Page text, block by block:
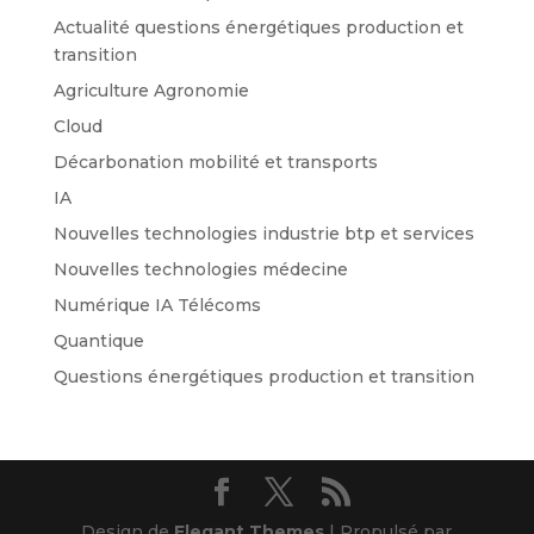
Actualité questions énergétiques production et
transition
Agriculture Agronomie
Cloud
Décarbonation mobilité et transports
IA
Nouvelles technologies industrie btp et services
Nouvelles technologies médecine
Numérique IA Télécoms
Quantique
Questions énergétiques production et transition